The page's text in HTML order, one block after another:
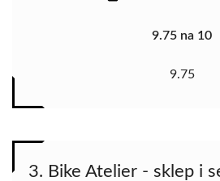
9.75 na 10
9.75
3. Bike Atelier - sklep i